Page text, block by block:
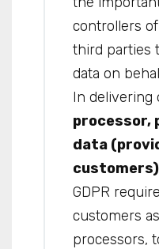
controllers
third parties
data on
In delivering
processor,
data
GDPR
customers
processors,